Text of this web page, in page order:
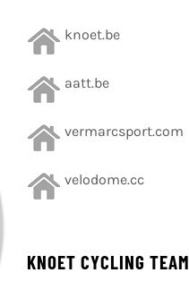
knoet.be
aatt.be
vermarcsport.com
velodome.cc
KNOET CYCLING TEAM